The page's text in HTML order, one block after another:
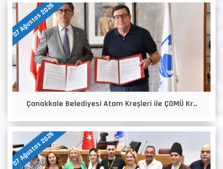
07 Ağustos 2026
Çanakkale Belediyesi Atam Kreşleri ile ÇOMÜ Kr..
07 Ağustos 2026